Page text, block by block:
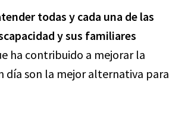
todas y cada una de las
y sus familiares
ha contribuido a mejorar la
día son la mejor alternativa para